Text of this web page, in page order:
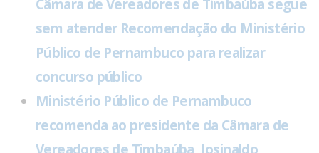
Câmara de Vereadores de Timbaúba segue
sem atender Recomendação do Ministério
Público de Pernambuco para realizar
concurso público
Ministério Público de Pernambuco
recomenda ao presidente da Câmara de